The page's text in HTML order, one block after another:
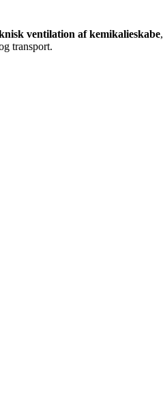
ventilation af kemikalieskabe,
transport.